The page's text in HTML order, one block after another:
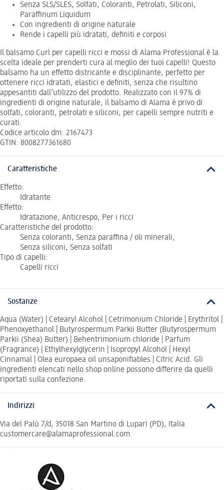
Senza SLS/SLES, Solfati, Coloranti, Petrolati, Siliconi,
Paraffinum Liquidum
Con ingredienti di origine naturale
Rende i capelli più idratati, definiti e corposi
Il balsamo Curl per capelli ricci e mossi di Alama Professional è la
scelta ideale per prenderti cura al meglio dei tuoi capelli! Questo
balsamo ha un effetto districante e disciplinante, perfetto per
ottenere ricci idratati, elastici e definiti, senza che risultino
appesantiti dall’utilizzo del prodotto. Realizzato con il 97% di
ingredienti di origine naturale, il balsamo di Alama è privo di
solfati, coloranti, petrolati e siliconi, per capelli sempre nutriti e
curati.
Codice articolo dm: 2167473
GTIN: 8008277361680
Caratteristiche
Effetto:
Idratante
Effetto:
Idratazione, Anticrespo, Per i ricci
Caratteristiche del prodotto:
Senza coloranti, Senza paraffina / oli minerali,
Senza siliconi, Senza solfati
Tipo di capelli:
Capelli ricci
Sostanze
Aqua (Water) | Cetearyl Alcohol | Cetrimonium Chloride | Erythritol |
Phenoxyethanol | Butyrospermum Parkii Butter (Butyrospermum
Parkii (Shea) Butter) | Behentrimonium chloride | Parfum
(Fragrance) | Ethylhexylglycerin | Isopropyl Alcohol | Hexyl
Cinnamal | Olea europaea oil unsaponifiables | Citric Acid. Gli
ingredienti elencati nello shop online possono differire da quelli
riportati sulla confezione.
Indirizzi
Via del Palù 7/d, 35018 San Martino di Lupari (PD), Italia
customercare@alamaprofessional.com